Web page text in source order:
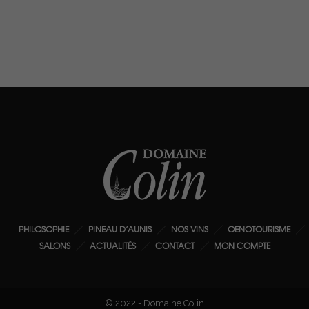
PHILOSOPHIE PINEAU D’AUNIS NOS VINS
OENOTOURISME
SALONS
ACTUALITÉS CONTACT MON COMPTE
© 2022 - Domaine Colin